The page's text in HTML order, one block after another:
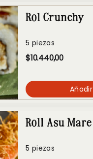
Rol Crunchy
5 piezas
$10.440,00
Añadir
Roll Asu Mare
5 piezas